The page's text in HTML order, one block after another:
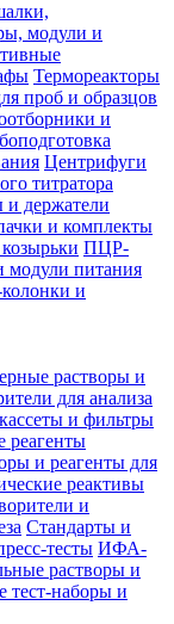
модули и
Термореакторы
проб и образцов
и
Центрифуги
титратора
держатели
и комплекты
ПЦР-
модули питания
и
растворы и
для анализа
и фильтры
реагенты
и реагенты для
реактивы
и
Стандарты и
тесты ИФА-
растворы и
тест-наборы и